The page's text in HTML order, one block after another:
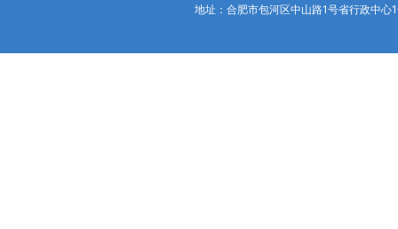
地址：合肥市包河区中山路1号省行政